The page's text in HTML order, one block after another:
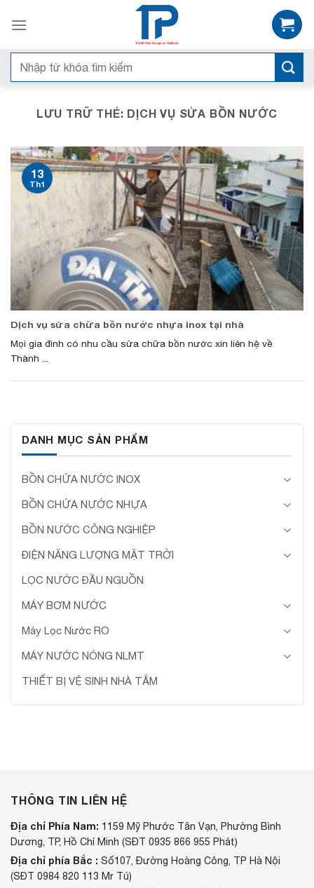
qua
dungTìm
kiếm:
LƯU TRỮ THẺ: DỊCH VỤ SỬA BỒN NƯỚC
Dịch vụ sửa chữa bồn nước nhựa inox tại nhà
Mọi gia đình có nhu cầu sửa chữa bồn nước xin liên hệ về
Thành ...
13
Th1
DANH MỤC SẢN PHẨM
BỒN CHỨA NƯỚC INOX
BỒN CHỨA NƯỚC NHỰA
BỒN NƯỚC CÔNG NGHIỆP
ĐIỆN NĂNG LƯỢNG MẶT TRỜI
LỌC NƯỚC ĐẦU NGUỒN
MÁY BƠM NƯỚC
Máy Lọc Nước RO
MÁY NƯỚC NÓNG NLMT
THIẾT BỊ VỆ SINH NHÀ TẮM
THÔNG TIN LIÊN HỆ
Địa chỉ Phía Nam: 1159 Mỹ Phước Tân Vạn, Phường Bình
Dương, TP, Hồ Chí Minh (SĐT 0935 866 955 Phát)
Địa chỉ phía Bắc : Số107, Đường Hoàng Công, TP Hà Nội
(SĐT 0984 820 113 Mr Tú)